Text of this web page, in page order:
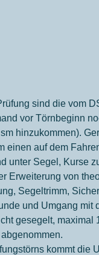
sind die vom
vor Törnbeginn
hinzukommen).
einen auf dem
unter Segel, Kurse
Erweiterung von
Segeltrimm,
und Umgang mit
gesegelt,
kommt die